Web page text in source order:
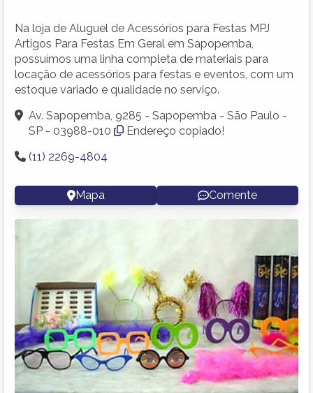
Na loja de Aluguel de Acessórios para Festas MPJ
Artigos Para Festas Em Geral em Sapopemba,
possuímos uma linha completa de materiais para
locação de acessórios para festas e eventos, com um
estoque variado e qualidade no serviço.
Av. Sapopemba, 9285 - Sapopemba - São Paulo -
SP - 03988-010
Endereço copiado!
(11) 2269-4804
Mapa Comente